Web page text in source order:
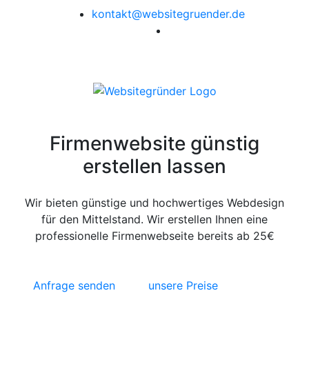
kontakt@websitegruender.de
Firmenwebsite günstig
erstellen lassen
Wir bieten günstige und hochwertiges Webdesign
für den Mittelstand. Wir erstellen Ihnen eine
professionelle Firmenwebseite bereits ab 25€
Anfrage senden unsere Preise